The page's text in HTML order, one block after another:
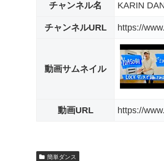
チャンネル名 KARIN
チャンネルURL https://
動画サムネイル
動画URL https://
簡単ダンス